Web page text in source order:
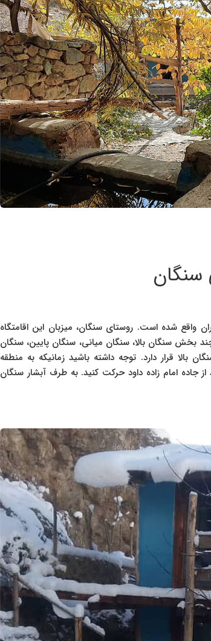
سنگان
واقع شده است. روستای سنگان، میزبان این اقامتگاه
بخش سنگان بالا، سنگان میانی، سنگان پایین، سنگان
قرار دارد. توجه داشته باشید زمانیکه به منطقه
به مجموعه باید از جاده امام زاده داود حرکت کنید. به طرف آبشار سنگان